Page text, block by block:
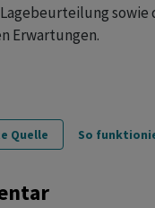
sowie
Erwartungen.
Quelle So